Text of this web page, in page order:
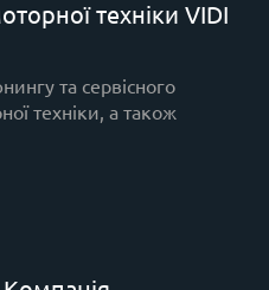
техніки VIDI
та сервісного
техніки, а також